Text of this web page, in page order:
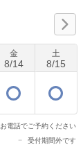
金
8/14
土
8/15
お電話でご予約ください
受付期間外です